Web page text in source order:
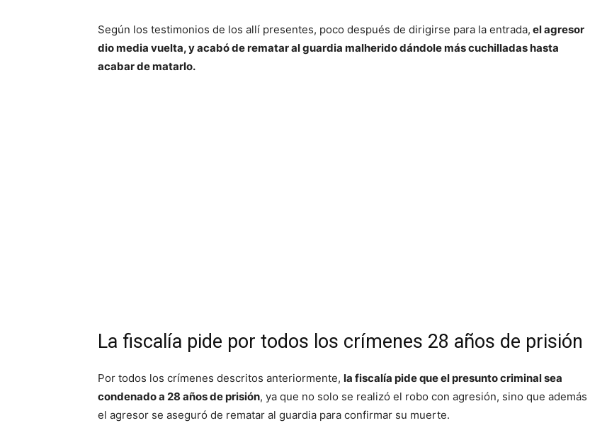
Según los testimonios de los allí presentes, poco después de dirigirse para la entrada, el agresor
dio media vuelta, y acabó de rematar al guardia malherido dándole más cuchilladas hasta
acabar de matarlo.
La fiscalía pide por todos los crímenes 28 años de prisión
Por todos los crímenes descritos anteriormente, la fiscalía pide que el presunto criminal sea
condenado a 28 años de prisión, ya que no solo se realizó el robo con agresión, sino que además
el agresor se aseguró de rematar al guardia para confirmar su muerte.